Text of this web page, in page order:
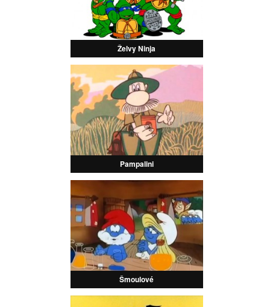
Želvy Ninja
Pampalini
Šmoulové